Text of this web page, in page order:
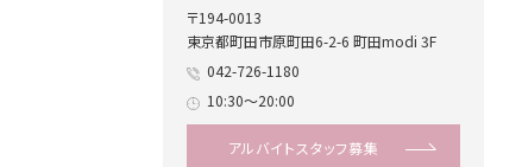
〒194-0013
東京都町田市原町田6-2-6 町田modi 3F
042-726-1180
10:30～20:00
アルバイトスタッフ募集